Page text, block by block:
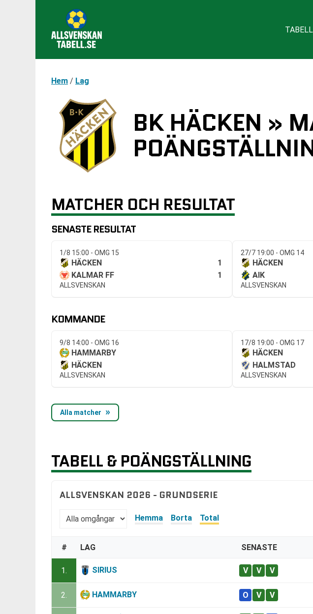
TABELL
Hem / Lag
BK HÄCKEN »
MATCHER OCH RESULTAT
SENASTE RESULTAT
1/8 15:00 - OMG 15
HÄCKEN
1
KALMAR FF
1
ALLSVENSKAN
27/7 19:00 - OMG 14
HÄCKEN
AIK
ALLSVENSKAN
KOMMANDE
9/8 14:00 - OMG 16
HAMMARBY
HÄCKEN
ALLSVENSKAN
17/8 19:00 - OMG 17
HÄCKEN
HALMSTAD
ALLSVENSKAN
Alla matcher
TABELL & POÄNGSTÄLLNING
ALLSVENSKAN 2026 - GRUNDSERIE
Hemma Borta Total
# LAG SENASTE
1. SIRIUS
2. HAMMARBY